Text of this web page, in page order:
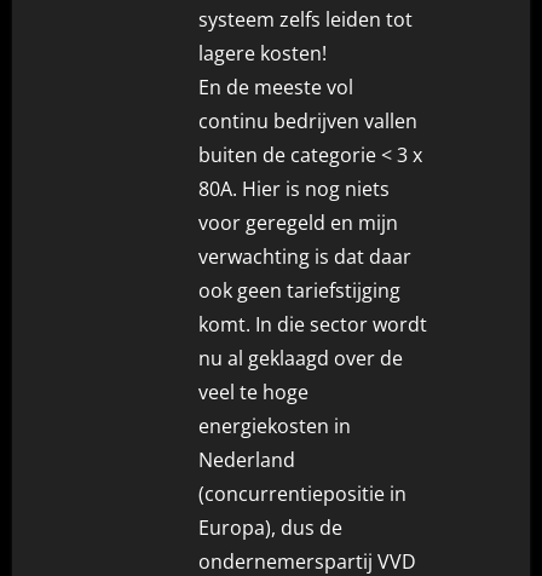
systeem zelfs leiden tot
lagere kosten!
En de meeste vol
continu bedrijven vallen
buiten de categorie < 3 x
80A. Hier is nog niets
voor geregeld en mijn
verwachting is dat daar
ook geen tariefstijging
komt. In die sector wordt
nu al geklaagd over de
veel te hoge
energiekosten in
Nederland
(concurrentiepositie in
Europa), dus de
ondernemerspartij VVD